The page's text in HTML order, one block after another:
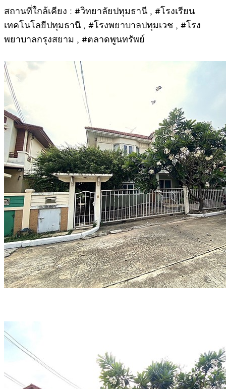
สถานที่ใกล้เคียง : #วิทยาลัยปทุมธานี , #โรงเรียน
เทคโนโลยีปทุมธานี , #โรงพยาบาลปทุมเวช , #โรง
พยาบาลกรุงสยาม , #ตลาดพูนทรัพย์